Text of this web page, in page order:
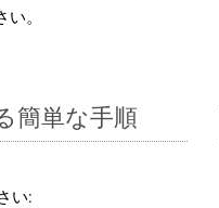
。
簡単な手順
い: